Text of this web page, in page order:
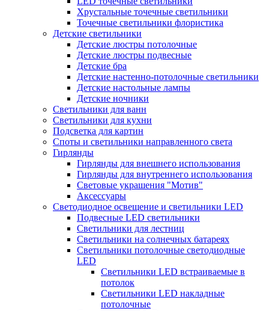
Хрустальные точечные светильники
Точечные светильники флористика
Детские светильники
Детские люстры потолочные
Детские люстры подвесные
Детские бра
Детские настенно-потолочные светильники
Детские настольные лампы
Детские ночники
Светильники для ванн
Светильники для кухни
Подсветка для картин
Споты и светильники направленного света
Гирлянды
Гирлянды для внешнего использования
Гирлянды для внутреннего использования
Световые украшения "Мотив"
Аксессуары
Светодиодное освещение и светильники LED
Подвесные LED светильники
Светильники для лестниц
Светильники на солнечных батареях
Светильники потолочные светодиодные
LED
Cветильники LED встраиваемые в
потолок
Светильники LED накладные
потолочные